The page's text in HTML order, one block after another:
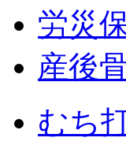
労災
産後
むち